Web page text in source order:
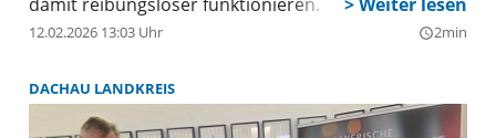
12.02.2026 13:03 Uhr query_builder2min
DACHAU LANDKREIS